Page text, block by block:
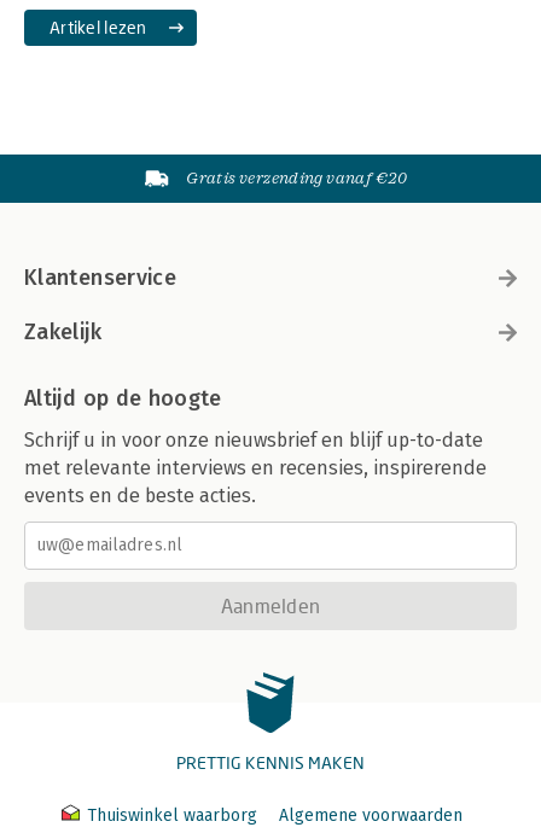
Artikel lezen
Gratis verzending vanaf €20
Klantenservice
Zakelijk
Altijd op de hoogte
Schrijf u in voor onze nieuwsbrief en blijf up-to-date
met relevante interviews en recensies, inspirerende
events en de beste acties.
Aanmelden
PRETTIG KENNIS MAKEN
Thuiswinkel waarborg Algemene voorwaarden